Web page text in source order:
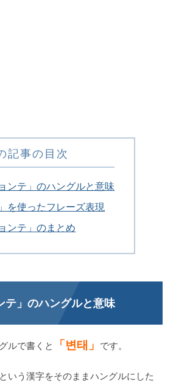
記事の目次
ンテ」のハングルと意味
を使ったフレーズ表現
ンテ」のまとめ
テ」のハングルと意味
ルで書くと 「변태」 です。
いう漢字をそのままハングルにした